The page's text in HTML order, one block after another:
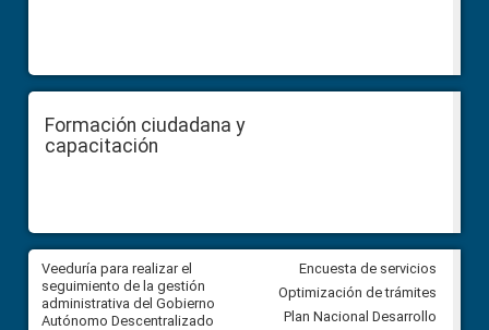
Formación ciudadana y
capacitación
Veeduría para realizar el
seguimiento de la gestión
administrativa del Gobierno
Autónomo Descentralizado
Veeduría para vigilar los
derivados de la Audiencia
comunidad Urbina, parroquia
Encuesta de servicios
Optimización de trámites
Plan Nacional Desarrollo